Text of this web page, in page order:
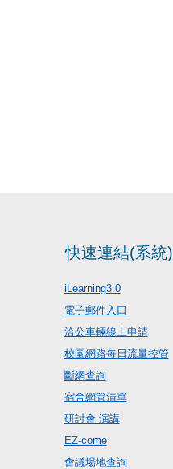
快速連結(系統)
iLearning3.0
電子郵件入口
洽公車輛線上申請
校園網路每日流量控管
斷網查詢
宿舍網管清單
研討會.演講
EZ-come
會議場地查詢